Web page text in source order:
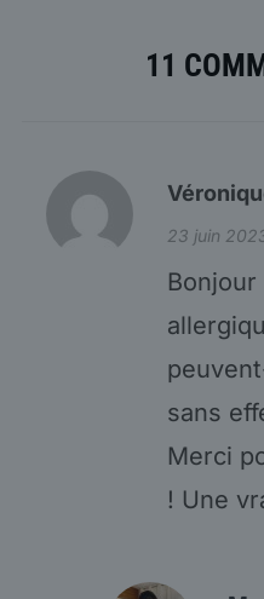
11
23 juin
sans
Merci
! Une